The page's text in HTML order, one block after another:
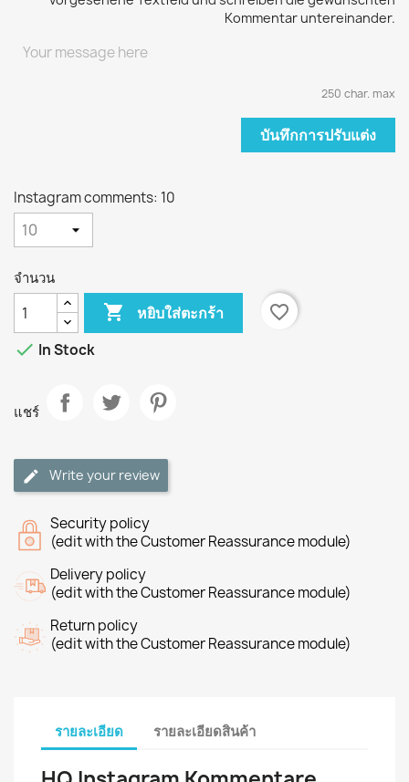
Kommentar untereinander.
250 char. max
บันทึกการปรับแต่ง
Instagram comments: 10
จำนวน
 หยิบใส่ตะกร้า
favorite_border
 In Stock
แชร์
Write your review
Security policy
(edit with the Customer Reassurance module)
Delivery policy
(edit with the Customer Reassurance module)
Return policy
(edit with the Customer Reassurance module)
รายละเอียด รายละเอียดสินค้า